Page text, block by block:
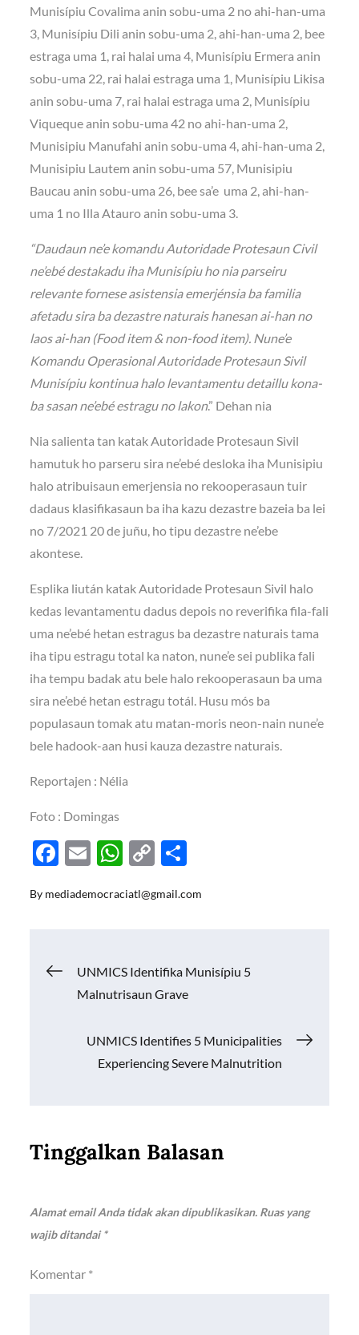
Munisípiu Covalima anin sobu-uma 2 no ahi-han-uma
3, Munisípiu Dili anin sobu-uma 2, ahi-han-uma 2, bee
estraga uma 1, rai halai uma 4, Munisípiu Ermera anin
sobu-uma 22, rai halai estraga uma 1, Munisípiu Likisa
anin sobu-uma 7, rai halai estraga uma 2, Munisípiu
Viqueque anin sobu-uma 42 no ahi-han-uma 2,
Munisipiu Manufahi anin sobu-uma 4, ahi-han-uma 2,
Munisipiu Lautem anin sobu-uma 57, Munisipiu
Baucau anin sobu-uma 26, bee sa’e uma 2, ahi-han-
uma 1 no Illa Atauro anin sobu-uma 3.
“Daudaun ne’e komandu Autoridade Protesaun Civil
ne’ebé destakadu iha Munisípiu ho nia parseiru
relevante fornese asistensia emerjénsia ba familia
afetadu sira ba dezastre naturais hanesan ai-han no
laos ai-han (Food item & non-food item). Nune’e
Komandu Operasional Autoridade Protesaun Sivil
Munisípiu kontinua halo levantamentu detaillu kona-
ba sasan ne’ebé estragu no lakon.” Dehan nia
Nia salienta tan katak Autoridade Protesaun Sivil
hamutuk ho parseru sira ne’ebé desloka iha Munisipiu
halo atribuisaun emerjensia no rekooperasaun tuir
dadaus klasifikasaun ba iha kazu dezastre bazeia ba lei
no 7/2021 20 de juñu, ho tipu dezastre ne’ebe
akontese.
Esplika liután katak Autoridade Protesaun Sivil halo
kedas levantamentu dadus depois no reverifika fila-fali
uma ne’ebé hetan estragus ba dezastre naturais tama
iha tipu estragu total ka naton, nune’e sei publika fali
iha tempu badak atu bele halo rekooperasaun ba uma
sira ne’ebé hetan estragu totál. Husu mós ba
populasaun tomak atu matan-moris neon-nain nune’e
bele hadook-aan husi kauza dezastre naturais.
Reportajen : Nélia
Foto : Domingas
F
e
o
E
ail
W
at
p
p
C
p
n
k
ar
By mediademocraciatl@gmail.com
Navigasi
UNMICS Identifika Munisípiu 5
Malnutrisaun Grave
UNMICS Identifies 5 Municipalities
Experiencing Severe Malnutrition
Tinggalkan Balasan
Alamat email Anda tidak akan dipublikasikan. Ruas yang
wajib ditandai*
Komentar *